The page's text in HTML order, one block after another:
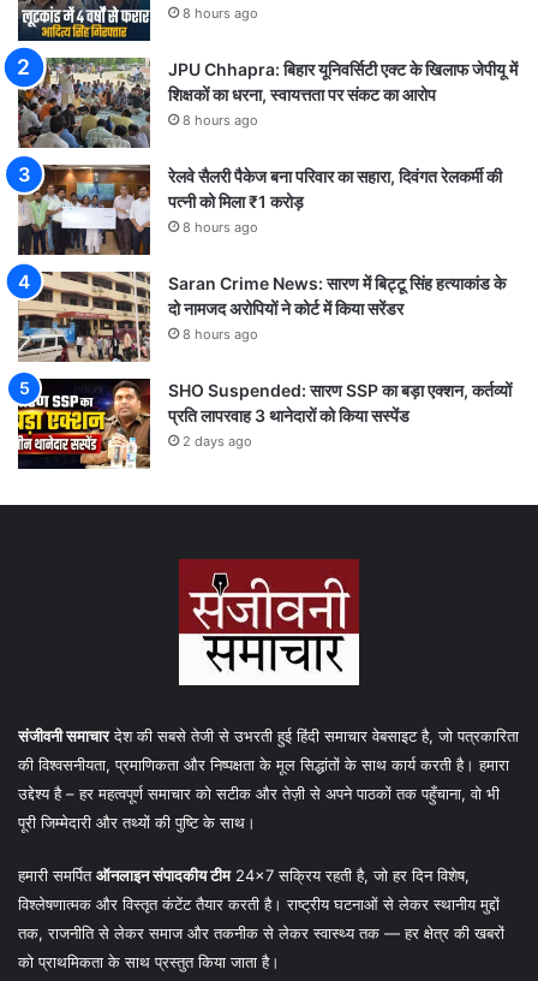
8 hours ago
JPU Chhapra: बिहार यूनिवर्सिटी एक्ट के खिलाफ जेपीयू में
शिक्षकों का धरना, स्वायत्तता पर संकट का आरोप
8 hours ago
रेलवे सैलरी पैकेज बना परिवार का सहारा, दिवंगत रेलकर्मी की
पत्नी को मिला ₹1 करोड़
8 hours ago
Saran Crime News: सारण में बिट्टू सिंह हत्याकांड के
दो नामजद अरोपियों ने कोर्ट में किया सरेंडर
8 hours ago
SHO Suspended: सारण SSP का बड़ा एक्शन, कर्तव्यों
प्रति लापरवाह 3 थानेदारों को किया सस्पेंड
2 days ago
संजीवनी समाचारदेश की सबसे तेजी से उभरती हुई हिंदी समाचार वेबसाइट है, जो पत्रकारिता
की विश्वसनीयता, प्रमाणिकता और निष्पक्षता के मूल सिद्धांतों के साथ कार्य करती है। हमारा
उद्देश्य है – हर महत्वपूर्ण समाचार को सटीक और तेज़ी से अपने पाठकों तक पहुँचाना, वो भी
पूरी जिम्मेदारी और तथ्यों की पुष्टि के साथ।
हमारी समर्पितऑनलाइन संपादकीय टीम24×7 सक्रिय रहती है, जो हर दिन विशेष,
विश्लेषणात्मक और विस्तृत कंटेंट तैयार करती है। राष्ट्रीय घटनाओं से लेकर स्थानीय मुद्दों
तक, राजनीति से लेकर समाज और तकनीक से लेकर स्वास्थ्य तक — हर क्षेत्र की खबरों
को प्राथमिकता के साथ प्रस्तुत किया जाता है।